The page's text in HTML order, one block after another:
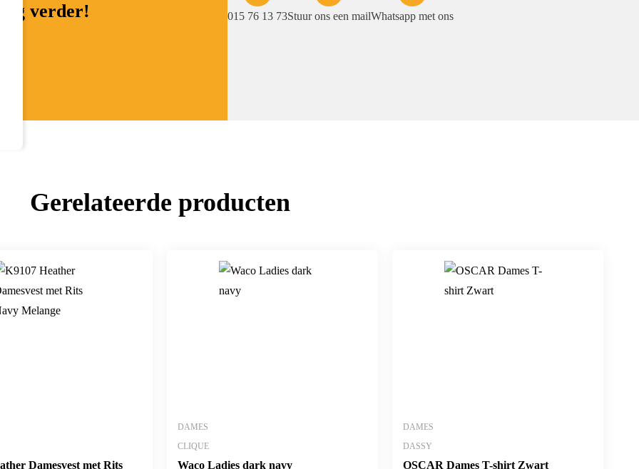
verder! 015 76 13 73Stuur ons een mailWhatsapp met ons
Gerelateerde producten
Damesvest met Rits
DAMES
CLIQUE
Waco Ladies dark navy
DAMES
DASSY
OSCAR Dames T-shirt Zwart